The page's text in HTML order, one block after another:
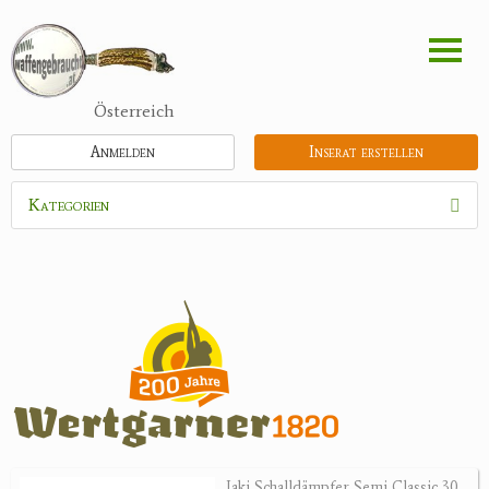
zum
Inhalt
Österreich
Inserat erstellen
Anmelden
Kategorien
Kipplaufgewehre
Kleinkalibergewehre
Repetiererbüchse
Luftdruckwaffen